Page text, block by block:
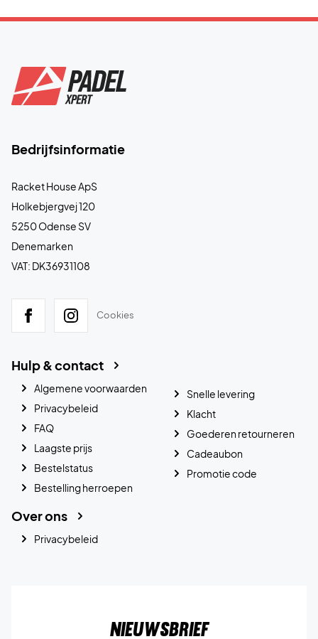
Bedrijfsinformatie
Racket House ApS
Holkebjergvej 120
5250 Odense SV
Denemarken
VAT: DK36931108
Cookies
Hulp & contact
Algemene voorwaarden
Privacybeleid
FAQ
Laagste prijs
Bestelstatus
Bestelling herroepen
Snelle levering
Klacht
Goederen retourneren
Cadeaubon
Promotie code
Over ons
Privacybeleid
Nieuwsbrief